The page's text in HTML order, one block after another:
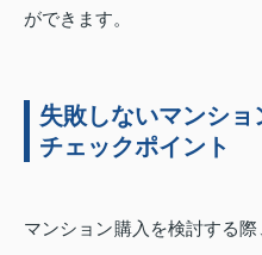
ができます。
失敗しないマンシ
チェックポイント
マンション購入を検討する